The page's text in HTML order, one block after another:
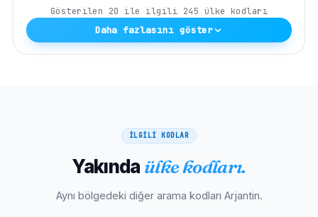
Gösterilen 20 ile ilgili 245 ülke kodları
Daha fazlasını göster
İLGİLİ KODLAR
Yakında ülke kodları.
Aynı bölgedeki diğer arama kodları Arjantin.